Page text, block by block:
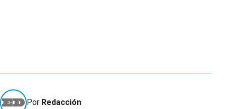
Por Redacción